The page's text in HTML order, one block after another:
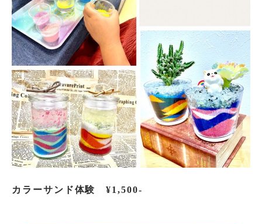
カラーサンド体験¥1,500‐